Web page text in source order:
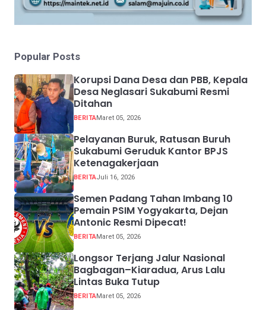
Popular Posts
Korupsi Dana Desa dan PBB, Kepala
Desa Neglasari Sukabumi Resmi
Ditahan
BERITAMaret 05, 2026
Pelayanan Buruk, Ratusan Buruh
Sukabumi Geruduk Kantor BPJS
Ketenagakerjaan
BERITAJuli 16, 2026
Semen Padang Tahan Imbang 10
Pemain PSIM Yogyakarta, Dejan
Antonic Resmi Dipecat!
BERITAMaret 05, 2026
Longsor Terjang Jalur Nasional
Bagbagan–Kiaradua, Arus Lalu
Lintas Buka Tutup
BERITAMaret 05, 2026